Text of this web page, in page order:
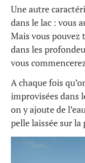
Une autre
dans le lac : vous
Mais vous
dans les
vous
A chaque fois
improvisées dans
on y ajoute de
pelle laissée sur